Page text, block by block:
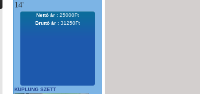
14'
Nettó ár : 25000Ft
Bruttó ár : 31250Ft
KUPLUNG SZETT